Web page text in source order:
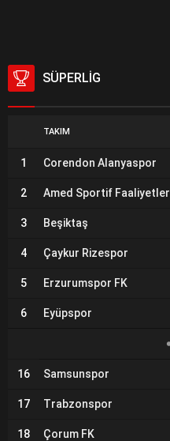
SÜPERLIG
TAKIM
1 Corendon Alanyaspor
2 Amed Sportif Faaliyetler
3 Beşiktaş
4 Çaykur Rizespor
5 Erzurumspor FK
6 Eyüpspor
16 Samsunspor
17 Trabzonspor
18 Çorum FK